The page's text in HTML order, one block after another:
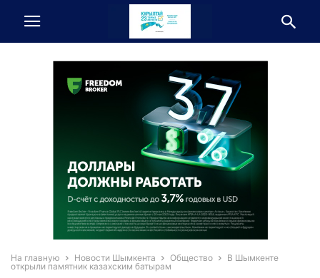
На главную Новости Шымкента Общество
В Шымкенте
открыли памятник казахским батырам